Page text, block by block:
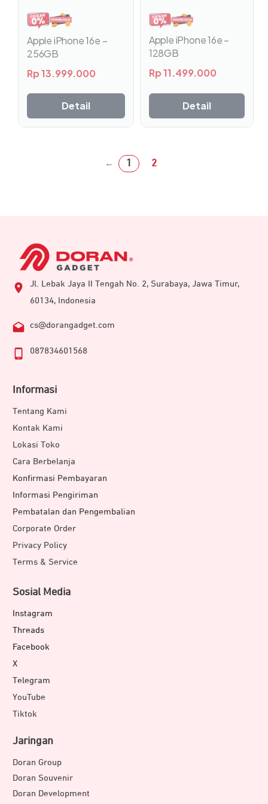
Apple iPhone 16e –
256GB
Rp13.999.000
beberapa
varian.
Pilihan
ini
diambil
produk
Detail
Apple iPhone 16e –
128GB
Rp11.499.000
beberapa
varian.
Pilihan
ini
diambil
halaman
produk
Detail
← 1 2
Jl. Lebak Jaya II Tengah No. 2, Surabaya, Jawa Timur,
60134, Indonesia
cs@dorangadget.com
087834601568
Informasi
Tentang Kami
Kontak Kami
Lokasi Toko
Cara Berbelanja
Konfirmasi Pembayaran
Informasi Pengiriman
Pembatalan dan Pengembalian
Corporate Order
Privacy Policy
Terms & Service
Sosial Media
Instagram
Threads
Facebook
X
Telegram
YouTube
Tiktok
Jaringan
Doran Group
Doran Souvenir
Doran Development